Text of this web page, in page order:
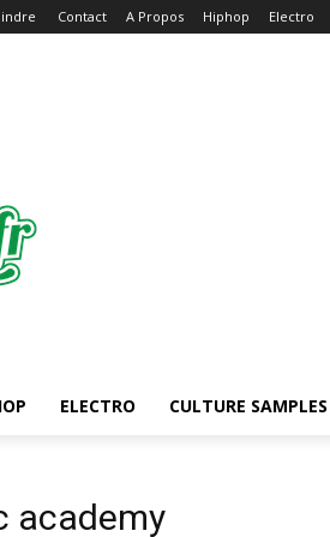
Contact A Propos Hiphop Electro
ELECTRO CULTURE SAMPLES
academy